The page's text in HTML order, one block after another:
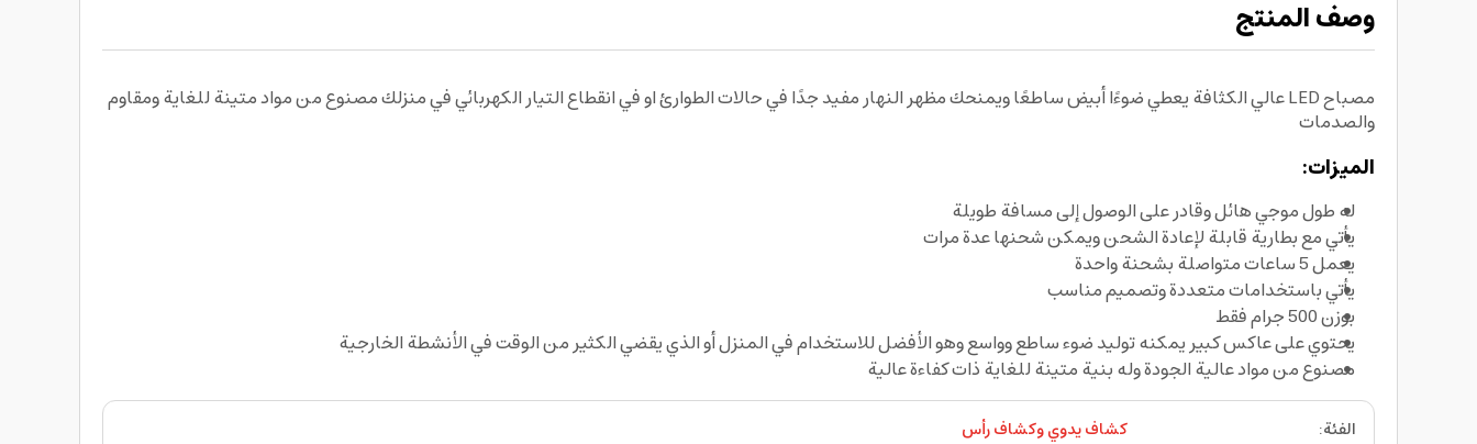
وصف المنتج
مصباح LED عالي الكثافة يعطي ضوءًا أبيض ساطعًا ويمنحك مظهر النهار مفيد جدًا في حالات الطوارئ او في انقطاع التيار الكهربائي في منزلك مصنوع من مواد متينة للغاية ومقاوم
والصدمات
الميزات:
له طول موجي هائل وقادر على الوصول إلى مسافة طويلة
يأتي مع بطارية قابلة لإعادة الشحن ويمكن شحنها عدة مرات
يعمل 5 ساعات متواصلة بشحنة واحدة
يأتي باستخدامات متعددة وتصميم مناسب
بوزن 500 جرام فقط
يحتوي على عاكس كبير يمكنه توليد ضوء ساطع وواسع وهو الأفضل للاستخدام في المنزل أو الذي يقضي الكثير من الوقت في الأنشطة الخارجية
مصنوع من مواد عالية الجودة وله بنية متينة للغاية ذات كفاءة عالية
الفئة:
كشاف يدوي وكشاف رأس